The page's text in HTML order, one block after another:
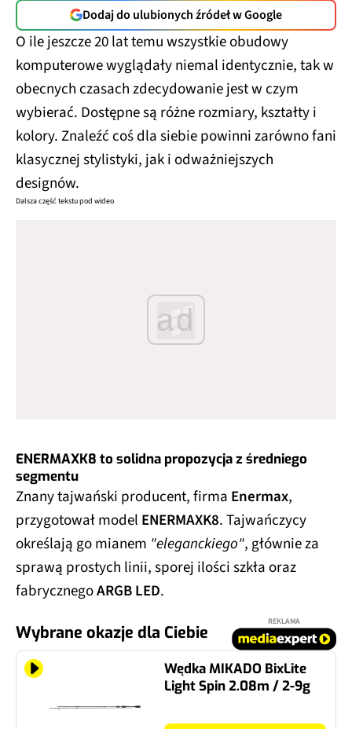
Dodaj do ulubionych źródeł w Google
O ile jeszcze 20 lat temu wszystkie obudowy
komputerowe wyglądały niemal identycznie, tak w
obecnych czasach zdecydowanie jest w czym
wybierać. Dostępne są różne rozmiary, kształty i
kolory. Znaleźć coś dla siebie powinni zarówno fani
klasycznej stylistyki, jak i odważniejszych
designów.
Dalsza część tekstu pod wideo
ad
ENERMAXK8 to solidna propozycja z średniego
segmentu
Znany tajwański producent, firma Enermax,
przygotował model ENERMAXK8. Tajwańczycy
określają go mianem "eleganckiego", głównie za
sprawą prostych linii, sporej ilości szkła oraz
fabrycznegoARGB LED.
Wybrane okazje dla Ciebie
REKLAMA
Wędka MIKADO BixLite
Light Spin 2.08m / 2-9g